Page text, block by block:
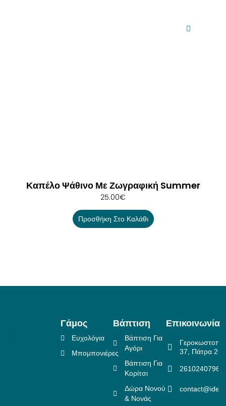
Καπέλο Ψάθινο Με Ζωγραφική Summer
25.00€
Προσθήκη Στο Καλάθι
Γάμος
Ευχολόγια
Μπομπονιέρες
Βάπτιση
Βάπτιση Για
Αγόρι
Βάπτιση Για
Κορίτσι
Δώρα Νονού
& Νονάς
Επικοινωνία
37, Πάτρα
2610240796